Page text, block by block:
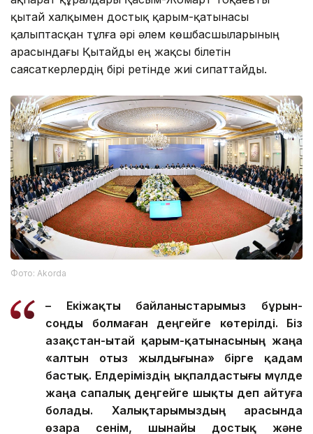
қытай халқымен достық қарым-қатынасы
қалыптасқан тұлға әрі әлем көшбасшыларының
арасындағы Қытайды ең жақсы білетін
саясаткерлердің бірі ретінде жиі сипаттайды.
Фото: Аkorda
– Екіжақты байланыстарымыз бұрын-
соңды болмаған деңгейге көтерілді. Біз
Қазақстан-Қытай қарым-қатынасының жаңа
«алтын отыз жылдығына» бірге қадам
бастық. Елдеріміздің ықпалдастығы мүлде
жаңа сапалық деңгейге шықты деп айтуға
болады. Халықтарымыздың арасында
өзара сенім, шынайы достық және